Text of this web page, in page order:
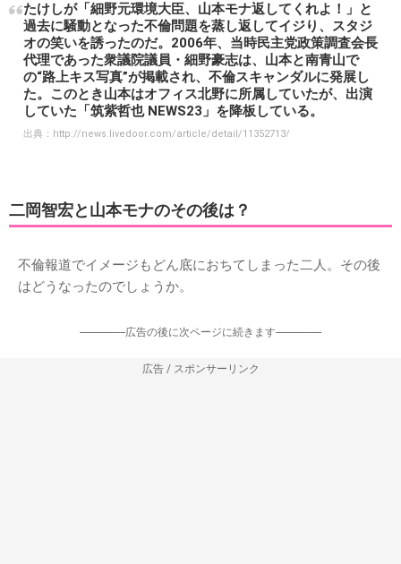
たけしが「細野元環境大臣、山本モナ返してくれよ！」と
過去に騒動となった不倫問題を蒸し返してイジり、スタジ
オの笑いを誘ったのだ。2006年、当時民主党政策調査会長
代理であった衆議院議員・細野豪志は、山本と南青山で
の“路上キス写真”が掲載され、不倫スキャンダルに発展し
た。このとき山本はオフィス北野に所属していたが、出演
していた「筑紫哲也 NEWS23」を降板している。
出典： http://news.livedoor.com/article/detail/11352713/
二岡智宏と山本モナのその後は？
不倫報道でイメージもどん底におちてしまった二人。その後
はどうなったのでしょうか。
-----------------広告の後に次ページに続きます-----------------
広告 / スポンサーリンク